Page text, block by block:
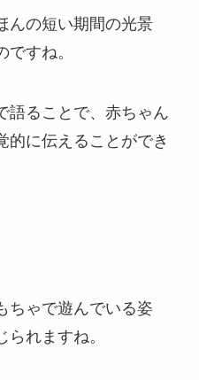
んの短い期間の光景
すね。
語ることで、赤ちゃん
的に伝えることができ
ちゃで遊んでいる姿
れますね。